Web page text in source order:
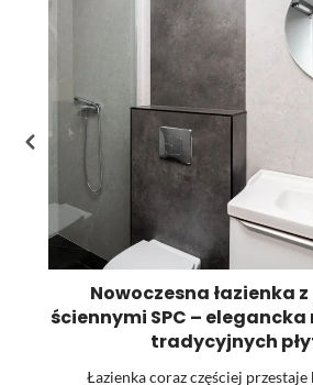
Nowoczesna łazienka
ściennymi SPC –
tradycyjnych
Łazienka coraz częściej przestaje